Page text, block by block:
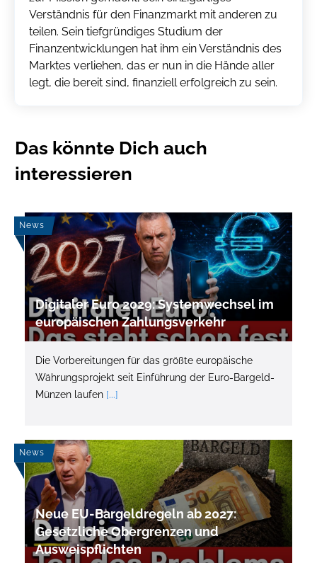
Verständnis für den Finanzmarkt mit anderen zu
teilen. Sein tiefgründiges Studium der
Finanzentwicklungen hat ihm ein Verständnis des
Marktes verliehen, das er nun in die Hände aller
legt, die bereit sind, finanziell erfolgreich zu sein.
Das könnte Dich auch
interessieren
News
Digitaler Euro 2029: Systemwechsel im
europäischen Zahlungsverkehr
Die Vorbereitungen für das größte europäische
Währungsprojekt seit Einführung der Euro-Bargeld-
Münzen laufen [...]
News
Neue EU-Bargeldregeln ab 2027:
Gesetzliche Obergrenzen und
Ausweispflichten